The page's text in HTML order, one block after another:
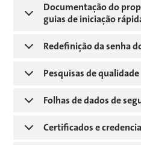
Documentação do
guias de iniciação
Redefinição da senha
Pesquisas de qualidade
Folhas de dados de
Certificados e